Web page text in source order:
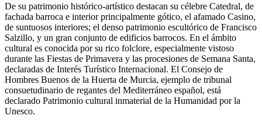
De su patrimonio histórico-artístico destacan su célebre Catedral, de
fachada barroca e interior principalmente gótico, el afamado Casino,
de suntuosos interiores; el denso patrimonio escultórico de Francisco
Salzillo, y un gran conjunto de edificios barrocos. En el ámbito
cultural es conocida por su rico folclore, especialmente vistoso
durante las Fiestas de Primavera y las procesiones de Semana Santa,
declaradas de Interés Turístico Internacional.​ El Consejo de
Hombres Buenos de la Huerta de Murcia, ejemplo de tribunal
consuetudinario de regantes del Mediterráneo español, está
declarado Patrimonio cultural inmaterial de la Humanidad por la
Unesco.​